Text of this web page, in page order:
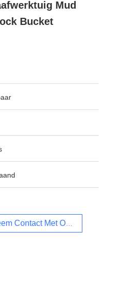
Mud
Bucket
Contact Met Ons Op